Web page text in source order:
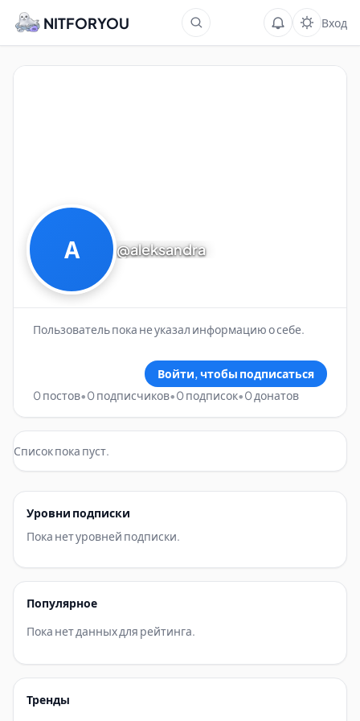
NITFORYOU Вход
А @aleksandra
Пользователь пока не указал информацию о себе.
Войти, чтобы подписаться
0 постов•0 подписчиков•0 подписок•0 донатов
Список пока пуст.
Уровни подписки
Пока нет уровней подписки.
Популярное
Пока нет данных для рейтинга.
Тренды